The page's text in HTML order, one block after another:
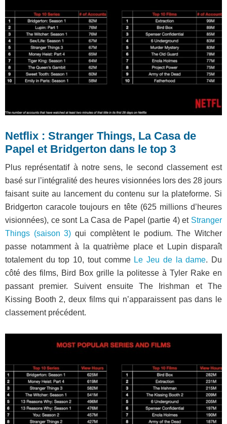
Netflix : Stranger Things, La Casa de
Papel et Bridgerton dans le top 3
Plus représentatif à notre sens, le second classement est
basé sur l’intégralité des heures visionnées lors des 28 jours
faisant suite au lancement du contenu sur la plateforme. Si
Bridgerton caracole toujours en tête (625 millions d’heures
visionnées), ce sont La Casa de Papel (partie 4) et Stranger
Things (saison 3) qui complètent le podium. The Witcher
passe notamment à la quatrième place et Lupin disparaît
totalement du top 10, tout comme Le Jeu de la dame. Du
côté des films, Bird Box grille la politesse à Tyler Rake en
passant premier. Suivent ensuite The Irishman et The
Kissing Booth 2, deux films qui n’apparaissent pas dans le
classement précédent.